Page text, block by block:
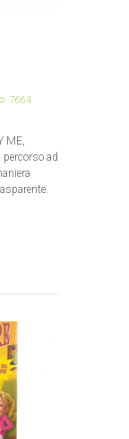
7664
ME,
ad